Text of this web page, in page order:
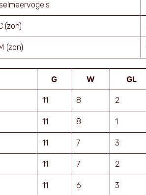
(zon)
(zon)
G W GL
11 8 2
11 8 1
11 7 3
11 7 2
11 6 3